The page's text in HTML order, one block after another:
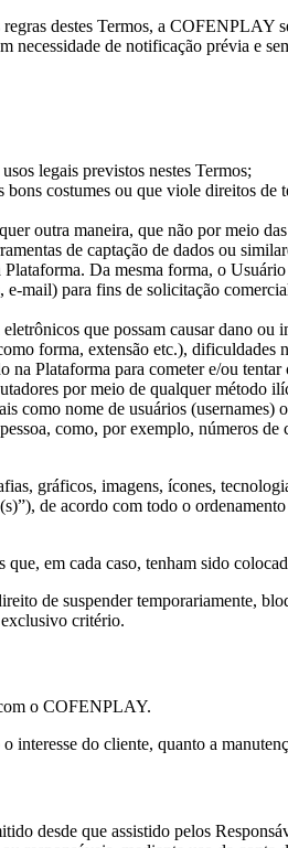
destes Termos, a COFENPLAY
de notificação prévia e
legais previstos nestes Termos;
costumes ou que viole direitos
outra maneira, que não por meio
de captação de dados ou
Da mesma forma, o
mail) para fins de solicitação
que possam causar dano
forma, extensão etc.), dificuldades
Plataforma para cometer e/ou
por meio de qualquer método
nome de usuários (usernames)
como, por exemplo, números de
gráficos, imagens, ícones,
de acordo com todo o
em cada caso, tenham sido
de suspender temporariamente,
critério.
o COFENPLAY.
do cliente, quanto a
desde que assistido pelos